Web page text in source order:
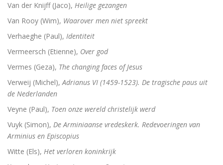
Van der Knijff (Jaco), Heilige gezangen
Van Rooy (Wim), Waarover men niet spreekt
Verhaeghe (Paul), Identiteit
Vermeersch (Etienne), Over god
Vermes (Geza), The changing faces of Jesus
Verweij (Michel),Adrianus VI (1459-1523). De tragische paus uit
de Nederlanden
Veyne (Paul), Toen onze wereld christelijk werd
Vuyk (Simon), De Arminiaanse vredeskerk. Redevoeringen van
Arminius en Episcopius
Witte (Els), Het verloren koninkrijk